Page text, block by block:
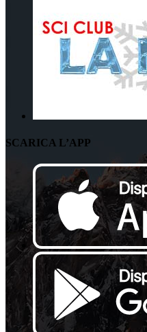
SCARICA L’APP